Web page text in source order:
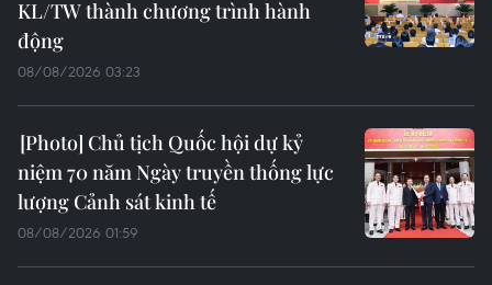
KL/TW thành chương trình hành
động
08/08/2026 03:23
Chủ tịch Quốc hội dự kỷ
niệm 70 năm Ngày truyền thống lực
lượng Cảnh sát kinh tế
08/08/2026 01:59